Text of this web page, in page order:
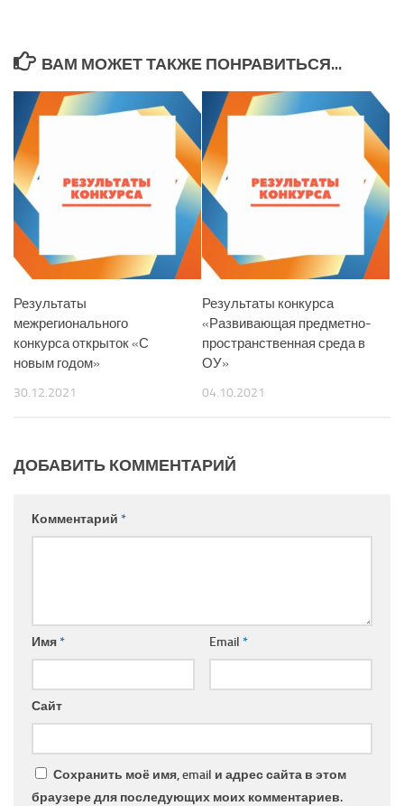
ВАМ МОЖЕТ ТАКЖЕ ПОНРАВИТЬСЯ...
Результаты
межрегионального
конкурса открыток «С
новым годом»
30.12.2021
Результаты конкурса
«Развивающая предметно-
пространственная среда в
ОУ»
04.10.2021
ДОБАВИТЬ КОММЕНТАРИЙ
Комментарий *
Имя* Email *
Сайт
Сохранить моё имя, email и адрес сайта в этом
браузере для последующих моих комментариев.